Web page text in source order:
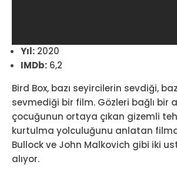
Yıl: 2020
IMDb: 6,2
Bird Box, bazı seyircilerin sevdiği,
sevmediği bir film. Gözleri bağlı bir
çocuğunun ortaya çıkan gizemli
kurtulma yolculuğunu anlatan
Bullock ve John Malkovich gibi iki
alıyor.